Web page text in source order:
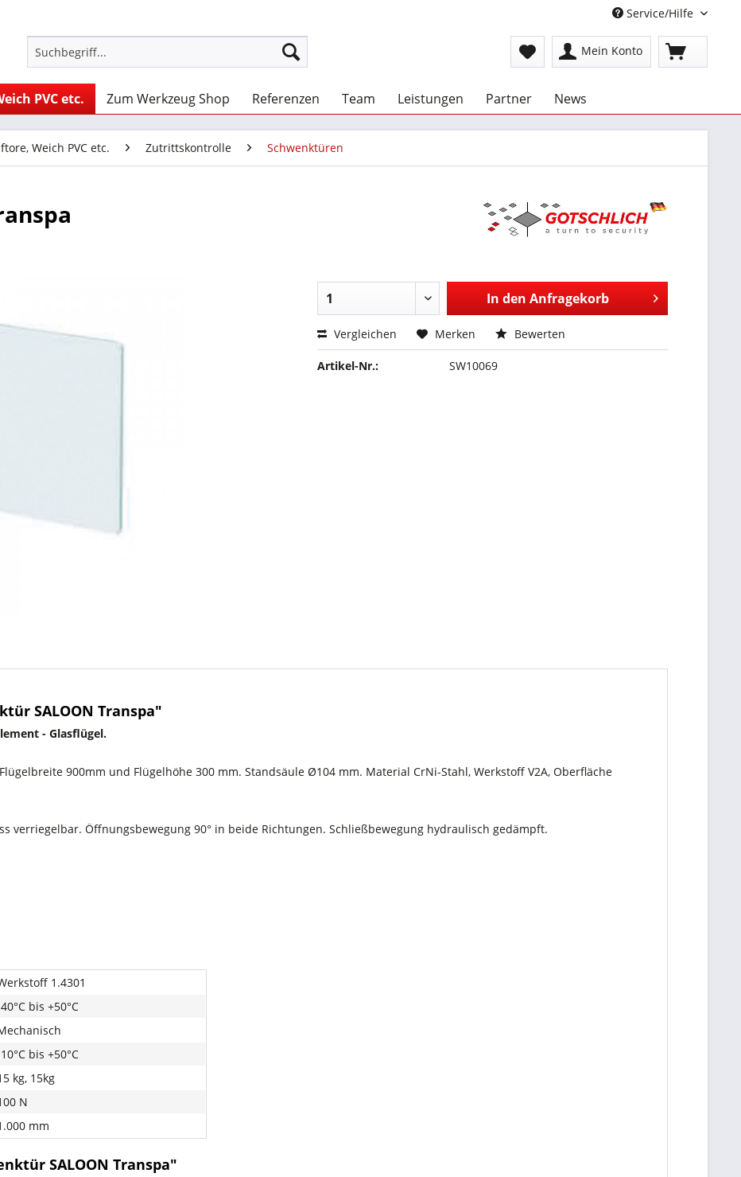
Service/Hilfe
Mein Konto
PVC etc. Zum Werkzeug Shop Referenzen Team Leistungen Partner News
Weich PVC etc. Zutrittskontrolle Schwenktüren
In den Anfragekorb
Vergleichen Merken Bewerten
Artikel-Nr.: SW10069
SALOON Transpa"
- Glasflügel.
900mm und Flügelhöhe 300 mm. Standsäule Ø104 mm. Material CrNi-Stahl, Werkstoff V2A, Oberfläche
verriegelbar. Öffnungsbewegung 90° in beide Richtungen. Schließbewegung hydraulisch gedämpft.
1.4301
bis +50°C
bis +50°C
kg, 15kg
N
mm
SALOON Transpa"